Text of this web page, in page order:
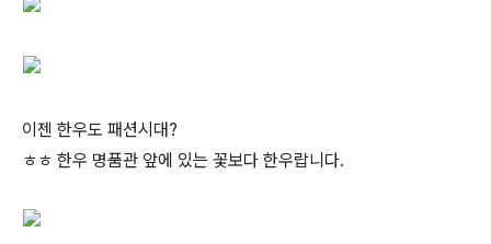
이젠 한우도 패션시대?
ㅎㅎ 한우 명품관 앞에 있는 꽃보다 한우랍니다.